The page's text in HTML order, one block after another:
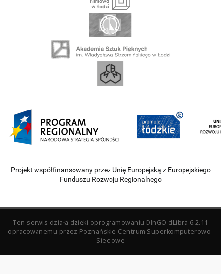
Projekt współfinansowany przez Unię Europejską z Europejskiego
Funduszu Rozwoju Regionalnego
Ten serwis działa dzięki oprogramowaniu DInGO dLibra 6.2.11
opracowanemu przez Poznańskie Centrum Superkomputerowo-
Sieciowe